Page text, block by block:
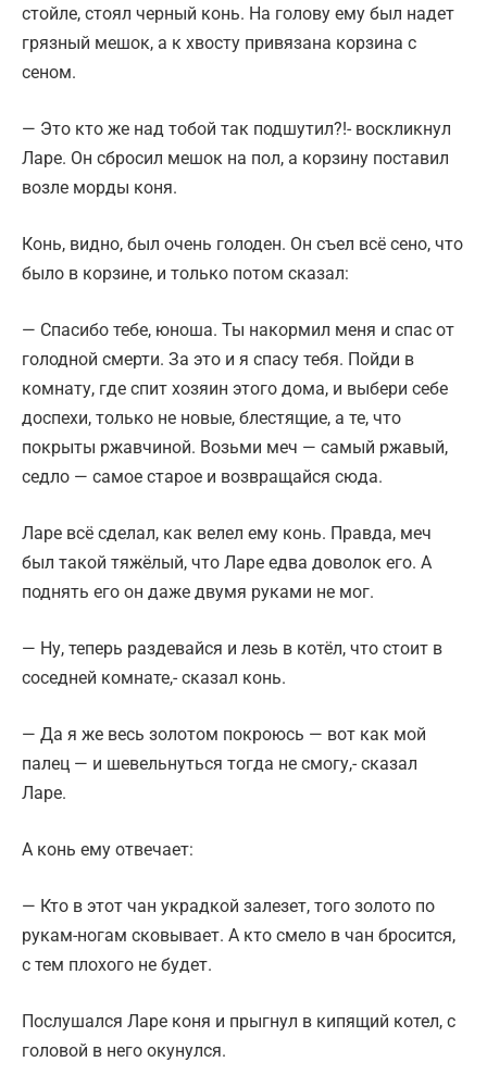
стойле, стоял черный конь. На голову ему был надет
грязный мешок, а к хвосту привязана корзина с
сеном.
— Это кто же над тобой так подшутил?!- воскликнул
Ларе. Он сбросил мешок на пол, а корзину поставил
возле морды коня.
Конь, видно, был очень голоден. Он съел всё сено, что
было в корзине, и только потом сказал:
— Спасибо тебе, юноша. Ты накормил меня и спас от
голодной смерти. За это и я спасу тебя. Пойди в
комнату, где спит хозяин этого дома, и выбери себе
доспехи, только не новые, блестящие, а те, что
покрыты ржавчиной. Возьми меч — самый ржавый,
седло — самое старое и возвращайся сюда.
Ларе всё сделал, как велел ему конь. Правда, меч
был такой тяжёлый, что Ларе едва доволок его. А
поднять его он даже двумя руками не мог.
— Ну, теперь раздевайся и лезь в котёл, что стоит в
соседней комнате,- сказал конь.
— Да я же весь золотом покроюсь — вот как мой
палец — и шевельнуться тогда не смогу,- сказал
Ларе.
А конь ему отвечает:
— Кто в этот чан украдкой залезет, того золото по
рукам-ногам сковывает. А кто смело в чан бросится,
с тем плохого не будет.
Послушался Ларе коня и прыгнул в кипящий котел, с
головой в него окунулся.